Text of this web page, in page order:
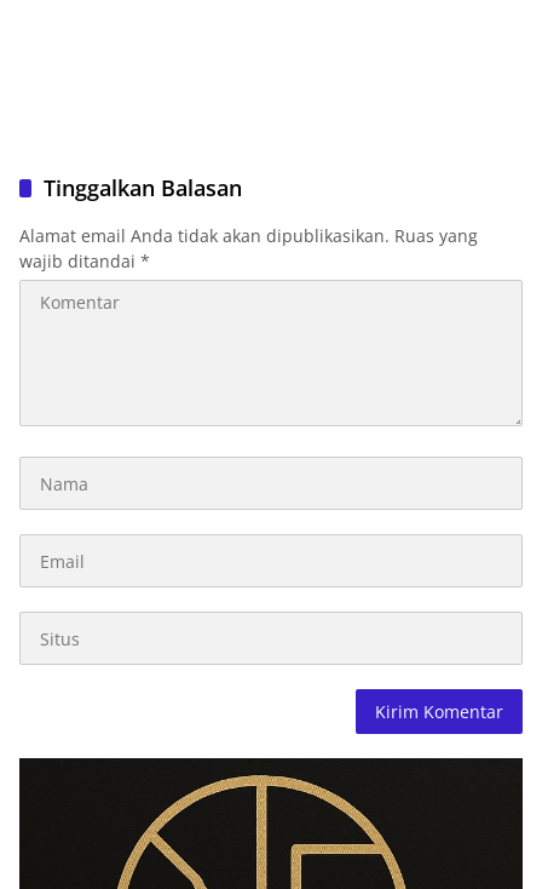
Tinggalkan Balasan
Alamat email Anda tidak akan dipublikasikan. Ruas yang
wajib ditandai *